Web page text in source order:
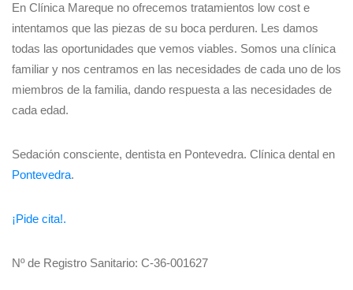
En Clínica Mareque no ofrecemos tratamientos low cost e
intentamos que las piezas de su boca perduren. Les damos
todas las oportunidades que vemos viables. Somos una clínica
familiar y nos centramos en las necesidades de cada uno de los
miembros de la familia, dando respuesta a las necesidades de
cada edad.
Sedación consciente, dentista en Pontevedra. Clínica dental en
Pontevedra.
¡Pide cita!.
Nº de Registro Sanitario: C-36-001627